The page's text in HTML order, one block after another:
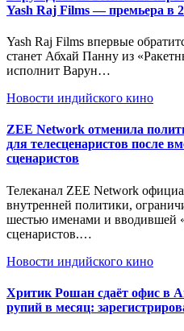
Yash Raj Films — премьера в
Yash Raj Films впервые обратится к жанру ужасов: режиссёром
станет Абхай Панну из
исполнит Варун…
Новости индийского кино
ZEE Network отменила
для телесценаристов после
сценаристов
Телеканал ZEE Network официально отказался от спорной
внутренней политики,
шестью именами и вводившей
сценаристов.…
Новости индийского кино
Хритик Рошан сдаёт офис в
рупий в месяц: